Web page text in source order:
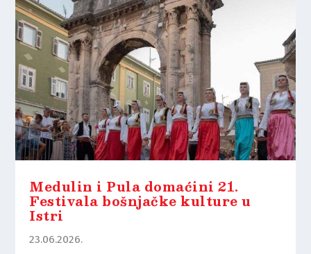
Medulin i Pula domaćini 21.
Festivala bošnjačke kulture u
Istri
23.06.2026.